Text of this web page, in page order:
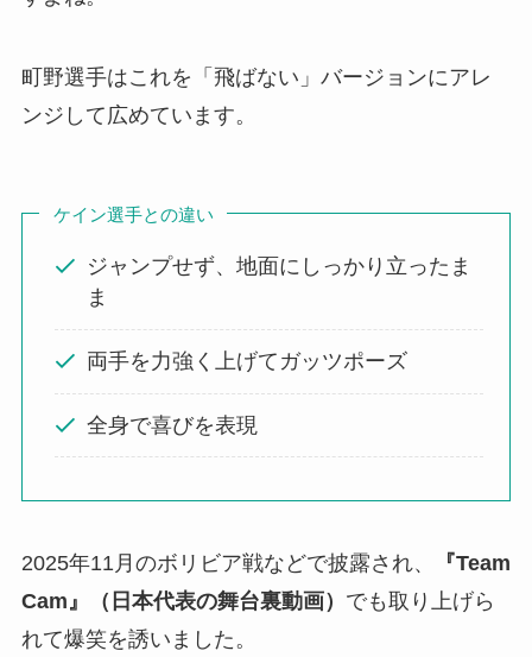
町野選手はこれを「飛ばない」バージョンにアレ
ンジして広めています。
ケイン選手との違い
ジャンプせず、地面にしっかり立ったま
ま
両手を力強く上げてガッツポーズ
全身で喜びを表現
2025年11月のボリビア戦などで披露され、
『Team
Cam』（日本代表の舞台裏動画） でも取り上げら
れて爆笑を誘いました。